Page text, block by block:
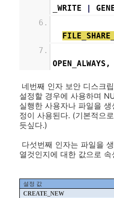
_WRITE
|
OPEN_ALWAYS,
네번째 인자 보안 디스크
설정할 경우에 사용하며
실행한 사용자나 파일을
정이 사용된다. (기본적으
듯싶다.)
다섯번째 인자는 파일을
열것인지에 대한 값으로
설정 값
CREATE_NEW